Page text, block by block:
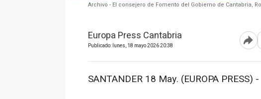
Archivo - El consejero de Fomento del Gobierno de Cantabria,
Europa Press Cantabria
Publicado: lunes, 18 mayo 2026 20:38
SANTANDER 18 May. (EUROPA PRESS) -